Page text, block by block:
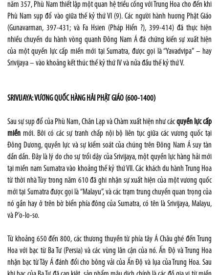
năm 357, Phù Nam thiết lập một quan hệ triều cống với Trung Hoa cho đến khi
Phù Nam sụp đổ vào giữa thế kỷ thứ VI (9). Các người hành huơng Phật Giáo
(Gunavarman, 397-431; và Fa Hsien (Pháp Hiển ?), 399-414) đã thực hiện
nhiều chuyến du hành vòng quanh Đông Nam Á đã chứng kiến sự xuất hiện
của một quyền lực cấp miền mới tại Sumatra, được gọi là “Yavadvipa” – hay
Srivijaya – vào khoảng kết thúc thế kỷ thứ IV và nửa đầu thế kỷ thứ V.
SRIVIJAYA: VƯƠNG QUỐC HÀNG HẢI PHẬT GIÁO (600-1400)
Sau sự sụp đổ của Phù Nam, Chân Lạp và Chàm xuất hiện như cácquyền lực cấp
miền mới. Bởi có các sự tranh chấp nội bộ liên tục giữa các vương quốc tại
Đông Dương, quyền lực và sự kiểm soát của chúng trên Đông Nam Á suy tàn
dần dần. Đây là lý do cho sự trổi dậy của Srivijaya, một quyền lực hàng hải mới
tại miền nam Sumatra vào khoảng thế kỷ thứ VII. Các khách du hành Trung Hoa
từ thời nhà Tùy trong năm 610 đã ghi nhận sự xuất hiện của một vương quốc
mới tại Sumatra được gọi là “Malayu”, và các trạm trung chuyển quan trọng của
nó gần hay ở trên bờ biển phía đông của Sumatra, có tên là Srivijaya, Malayu,
và P’o-lo-so.
Từ khoảng 650 đến 800, các thương thuyền từ phía tây Á Châu ghé đến Trung
Hoa với bạc từ Ba Tư (Persia) và các vùng lân cận của nó. Ấn Độ và Trung Hoa
nhận bạc từ Tây Á đánh đổi cho bông vải của Ấn Độ và lụa của Trung Hoa. Sau